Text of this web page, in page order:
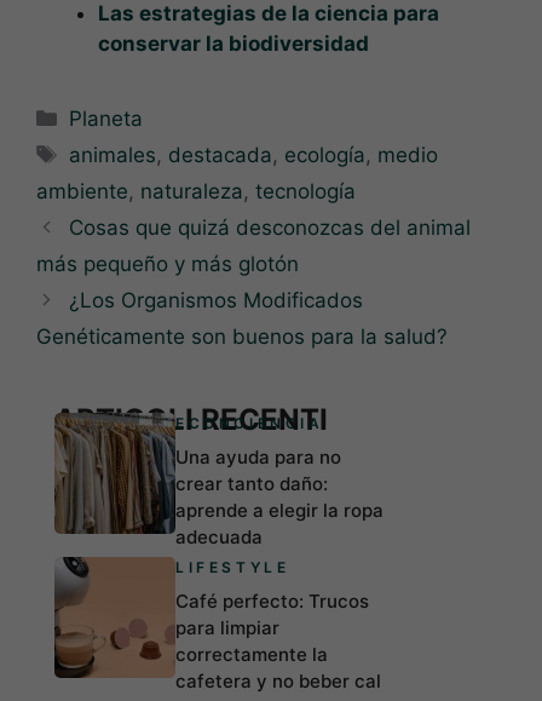
Las estrategias de la ciencia para
conservar la biodiversidad
Categorías
Planeta
Etiquetas
animales, destacada, ecología, medio
ambiente, naturaleza, tecnología
Cosas que quizá desconozcas del animal
más pequeño y más glotón
¿Los Organismos Modificados
Genéticamente son buenos para la salud?
ARTICOLI RECENTI
ECONCIENCIA
Una ayuda para no
crear tanto daño:
aprende a elegir la ropa
adecuada
LIFESTYLE
Café perfecto: Trucos
para limpiar
correctamente la
cafetera y no beber cal